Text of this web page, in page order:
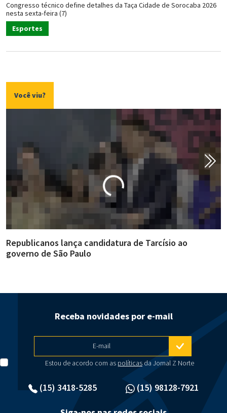
Congresso técnico define detalhes da Taça Cidade de Sorocaba 2026
nesta sexta-feira (7)
Esportes
Você viu?
Republicanos lança candidatura de Tarcísio ao
governo de São Paulo
(15) 3418-5285 (15) 98128-7921
Receba novidades por e-mail
E-mail
Estou de acordo com as políticasda Jornal Z Norte